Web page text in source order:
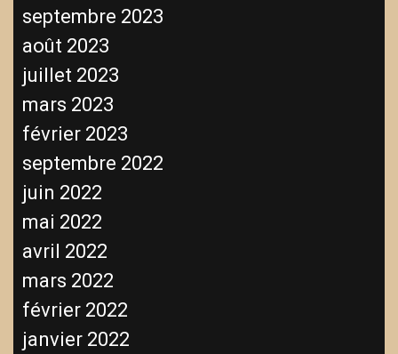
septembre 2023
août 2023
juillet 2023
mars 2023
février 2023
septembre 2022
juin 2022
mai 2022
avril 2022
mars 2022
février 2022
janvier 2022